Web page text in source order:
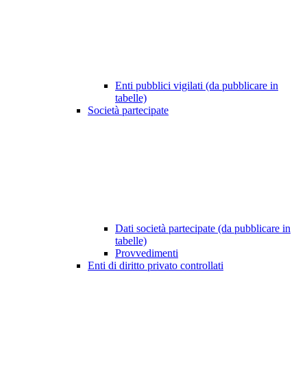
Enti pubblici vigilati (da pubblicare in
tabelle)
Società partecipate
Dati società partecipate (da pubblicare in
tabelle)
Provvedimenti
Enti di diritto privato controllati